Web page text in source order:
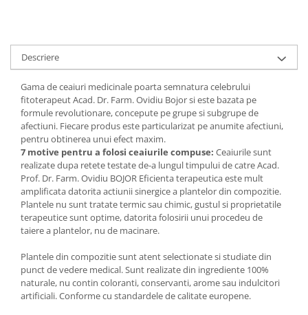
Memorie
Somn usor
Produse pentru Ea
Potenta barbati
Produse pentru sportivi
Proteine
Suplimente fitness
Batoane proteice
Pentru antrenament
Mama si copilul
Produse pentru copii
Sarcina si alaptare
Produse instant
Lapte
Snacksuri
Superalimente
Atelierul de cafea si ceaiuri
Cafea
Ceaiuri simple
Ceaiuri medicinale compuse
Ceaiuri Maté
Cafea verde
Ulei de cocos de uz alimentar
Ulei de cocos de uz cosmetic
Alte produse din Cocos
Descriere
Gama de ceaiuri medicinale poarta semnatura celebrului
fitoterapeut Acad. Dr. Farm. Ovidiu Bojor si este bazata pe
formule revolutionare, concepute pe grupe si subgrupe de
afectiuni. Fiecare produs este particularizat pe anumite afectiuni,
pentru obtinerea unui efect maxim.
7 motive pentru a folosi ceaiurile compuse: Ceaiurile sunt
realizate dupa retete testate de-a lungul timpului de catre Acad.
Prof. Dr. Farm. Ovidiu BOJOR Eficienta terapeutica este mult
amplificata datorita actiunii sinergice a plantelor din compozitie.
Plantele nu sunt tratate termic sau chimic, gustul si proprietatile
terapeutice sunt optime, datorita folosirii unui procedeu de
taiere a plantelor, nu de macinare.
Plantele din compozitie sunt atent selectionate si studiate din
punct de vedere medical. Sunt realizate din ingrediente 100%
naturale, nu contin coloranti, conservanti, arome sau indulcitori
artificiali. Conforme cu standardele de calitate europene.